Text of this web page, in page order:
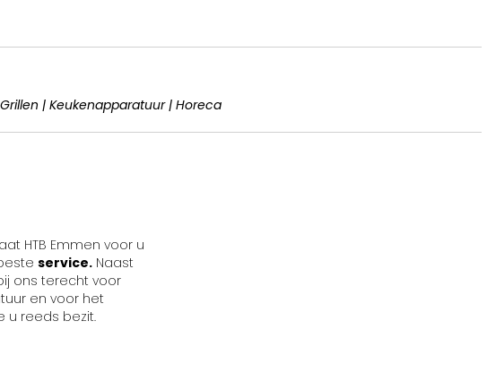
| Keukenapparatuur | Horeca
HTB Emmen voor u
service. Naast
ons terecht voor
en voor het
u reeds bezit.